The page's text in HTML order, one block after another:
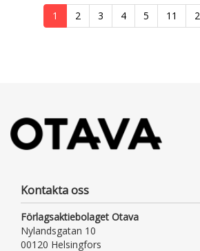
1 2 3 4 5 11
Kontakta oss
Förlagsaktiebolaget Otava
Nylandsgatan 10
00120 Helsingfors